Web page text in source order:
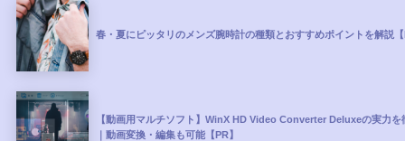
春・夏にピッタリのメンズ腕時計の種類とおすすめポイントを解説
【動画用マルチソフト】WinX HD Video Converter Deluxeの実力を
｜動画変換・編集も可能【PR】